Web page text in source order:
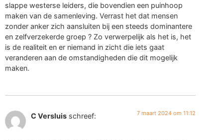
slappe westerse leiders, die bovendien een puinhoop
maken van de samenleving. Verrast het dat mensen
zonder anker zich aansluiten bij een steeds dominantere
en zelfverzekerde groep ? Zo verwerpelijk als het is, het
is de realiteit en er niemand in zicht die iets gaat
veranderen aan de omstandigheden die dit mogelijk
maken.
C Versluis schreef: 7 maart 2024 om 11:12